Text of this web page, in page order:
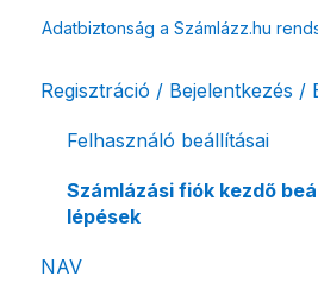
Adatbiztonság a Számlázz.hu
Regisztráció / Bejelentkezés /
Felhasználó beállításai
Számlázási fiók kezdő
lépések
NAV